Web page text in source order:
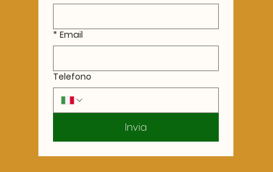
* Email
Telefono
Invia